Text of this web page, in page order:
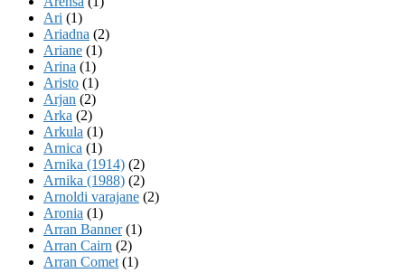
Ari (1)
Ariadna (2)
Ariane (1)
Arina (1)
Aristo (1)
Arjan (2)
Arka (2)
Arkula (1)
Arnica (1)
Arnika (1914) (2)
Arnika (1988) (2)
Arnoldi varajane (2)
Aronia (1)
Arran Banner(1)
Arran Cairn (2)
Arran Comet (1)